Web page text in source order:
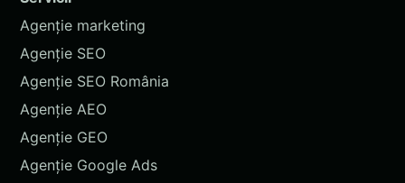
Agenție marketing
Agenție SEO
Agenție SEO România
Agenție AEO
Agenție GEO
Agenție Google Ads